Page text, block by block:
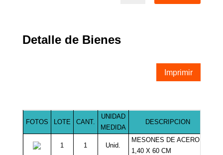
Detalle de Bienes
Imprimir
FOTOS LOTE CANT.
UNIDAD
MEDIDA
DESCRIPCION
1 1 Unid.
MESONES DE ACERO
1,40 X 60 CM